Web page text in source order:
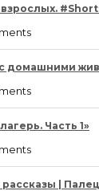
домашними
Часть 1»
|